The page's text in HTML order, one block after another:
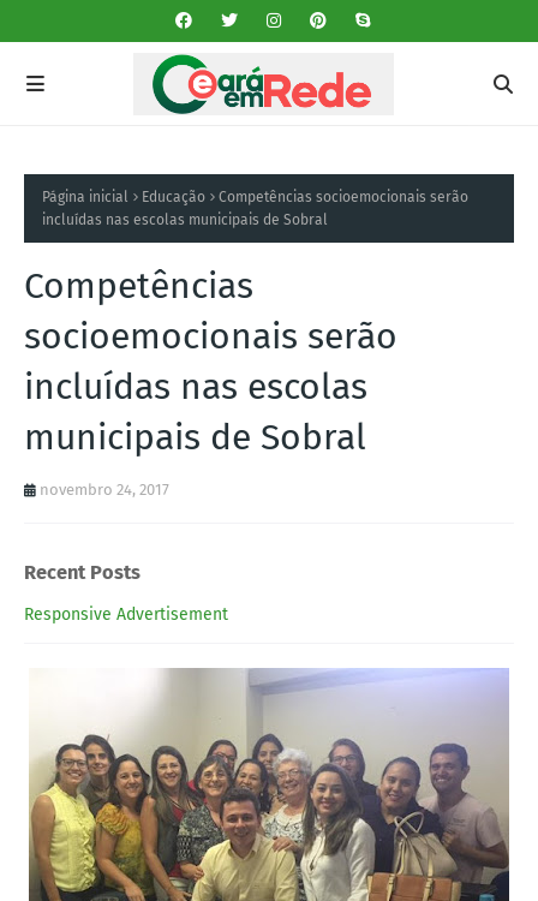
Página inicial Educação
Competências socioemocionais serão
incluídas nas escolas municipais de Sobral
Competências
socioemocionais serão
incluídas nas escolas
municipais de Sobral
novembro 24, 2017
Recent Posts
Responsive Advertisement